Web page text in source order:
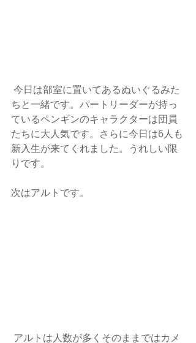
ちと一緒です。パートリーダーが持っ
ているペンギンのキャラクターは団員
たちに大人気です。さらに今日は6人も
新入生が来てくれました。うれしい限
りです。
次はアルトです。